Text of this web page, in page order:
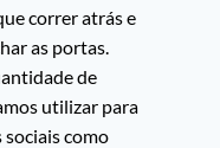
correr atrás e
as portas.
de
utilizar para
sociais como